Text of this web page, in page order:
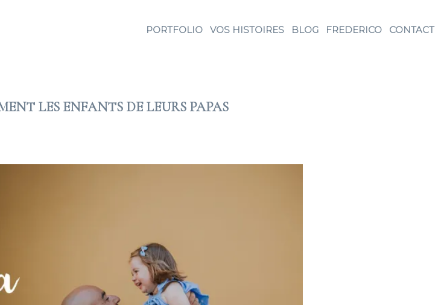
PORTFOLIO VOS HISTOIRES BLOG FREDERICO CONTACT
LES ENFANTS DE LEURS PAPAS